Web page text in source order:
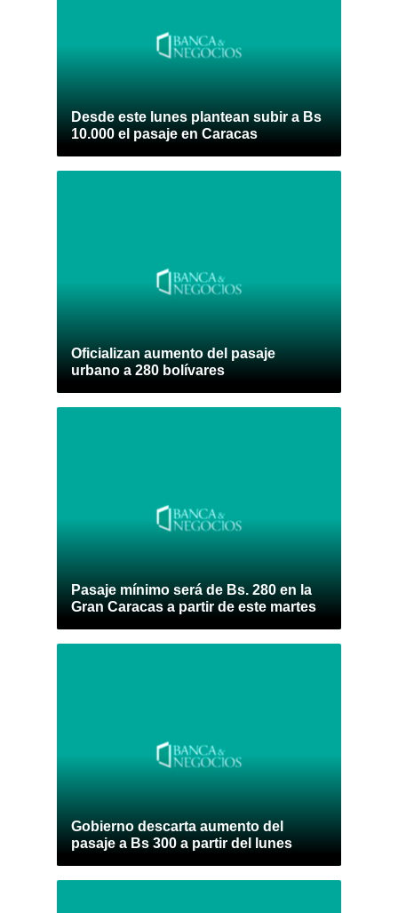
Desde este lunes plantean subir a Bs
10.000 el pasaje en Caracas
Oficializan aumento del pasaje
urbano a 280 bolívares
Pasaje mínimo será de Bs. 280 en la
Gran Caracas a partir de este martes
Gobierno descarta aumento del
pasaje a Bs 300 a partir del lunes